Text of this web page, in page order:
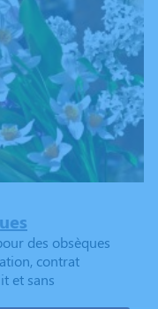
des obsèques
contrat
et sans